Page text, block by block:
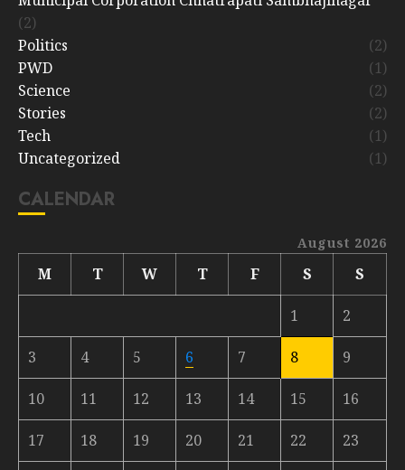
(2)
Politics
(2)
PWD
(1)
Science
(2)
Stories
(2)
Tech
(1)
Uncategorized
(1)
CALENDAR
August 2026
M T W T F S S
1 2
3 4 5 6 7 8 9
10 11 12 13 14 15 16
17 18 19 20 21 22 23